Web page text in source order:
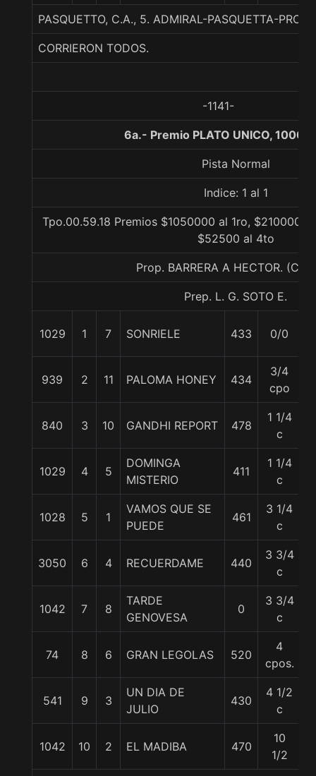
PASQUETTO, C.A., 5. ADMIRAL-PASQUETTA-
CORRIERON TODOS.
-1141-
6a.- Premio PLATO UNICO, 1000
Pista Normal
Indice: 1 al 1
Tpo.00.59.18 Premios $1050000 al 1ro, $210000
$52500 al 4to
Prop. BARRERA A HECTOR.
Prep. L. G. SOTO E.
1029 1 7 SONRIELE 433 0/0
939 2 11 PALOMA HONEY 434
3/4
cpo
840 3 10 GANDHI REPORT 478
1 1/4
c
1029 4 5
DOMINGA
MISTERIO
411
1 1/4
c
1028 5 1
VAMOS QUE SE
PUEDE
461
3 1/4
c
3050 6 4 RECUERDAME 440
3 3/4
c
1042 7 8
TARDE
GENOVESA
0
3 3/4
c
74 8 6 GRAN LEGOLAS 520
4
cpos.
541 9 3
UN DIA DE
JULIO
430
4 1/2
c
1042 10 2 EL MADIBA 470
10
1/2